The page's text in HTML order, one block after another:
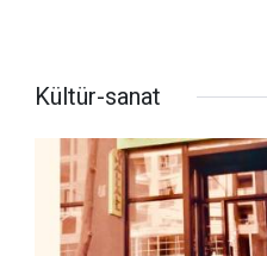
Kültür-sanat